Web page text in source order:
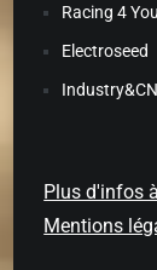
Racing 4 You
Electroseed
Plus d'infos
Mentions